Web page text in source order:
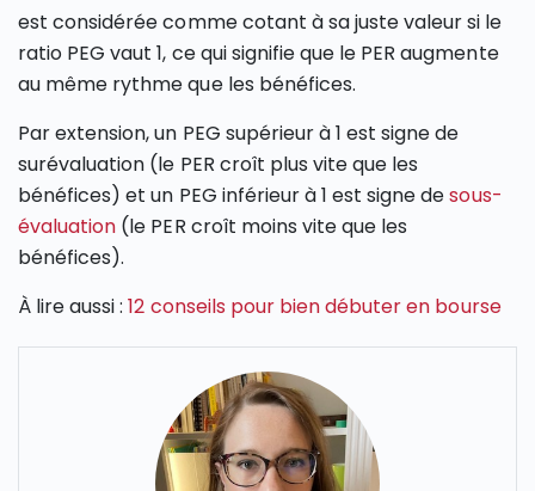
est considérée comme cotant à sa juste valeur si le
ratio PEG vaut 1, ce qui signifie que le PER augmente
au même rythme que les bénéfices.
Par extension, un PEG supérieur à 1 est signe de
surévaluation (le PER croît plus vite que les
bénéfices) et un PEG inférieur à 1 est signe desous-
évaluation (le PER croît moins vite que les
bénéfices).
À lire aussi :12 conseils pour bien débuter en bourse